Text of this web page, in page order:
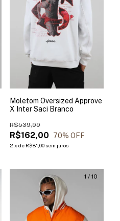
Moletom Oversized Approve
X Inter Saci Branco
R$162,00
R$539,99
70% OFF
2 x de R$81,00 sem juros
1 / 10